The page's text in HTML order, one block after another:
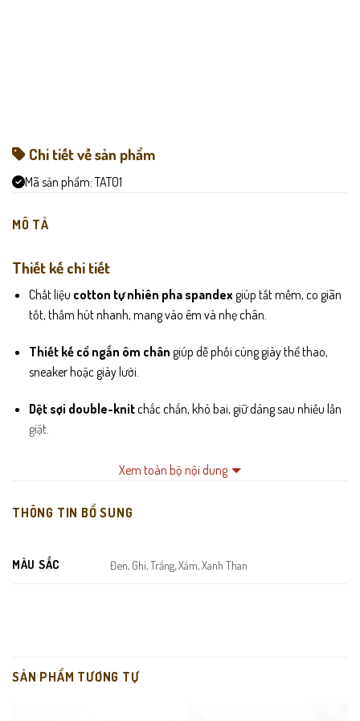
Chi tiết về sản phẩm
Mã sản phẩm:TAT01
MÔ TẢ
Thiết kế chi tiết
Chất liệu cotton tự nhiên pha spandex giúp tất mềm, co giãn
tốt, thấm hút nhanh, mang vào êm và nhẹ chân.
Thiết kế cổ ngắn ôm chân giúp dễ phối cùng giày thể thao,
sneaker hoặc giày lười.
Dệt sợi double-knitchắc chắn, khó bai, giữ dáng sau nhiều lần
giặt.
Phần gót và mũi tấtđược gia cố, tăng độ bền, chống rách – cực
Dạng cuộn đóng hộp sang trọng
Xem toàn bộ nội dung
THÔNG TIN BỔ SUNG
MÀU SẮC Đen, Ghi, Trắng, Xám, Xanh Than
SẢN PHẨM TƯƠNG TỰ